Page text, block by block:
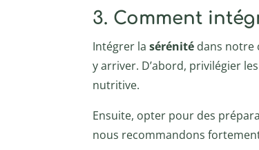
3. Comment
Intégrer lasérénité dans notre
y arriver. D’abord, privilégier
nutritive.
Ensuite, opter pour des
nous recommandons